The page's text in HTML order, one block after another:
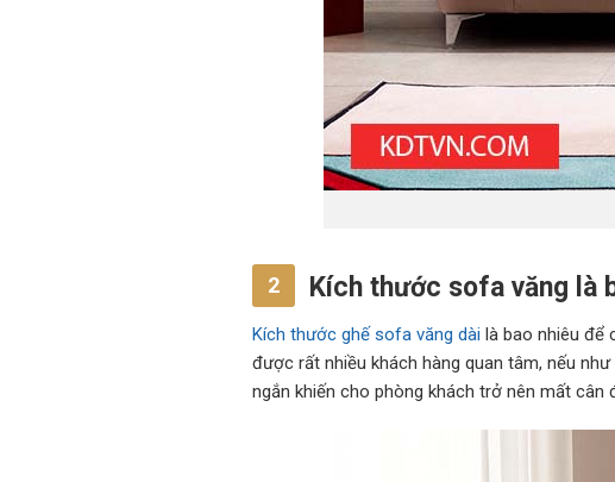
2 Kích thước sofa văng là
Kích thước ghế sofa văng dài là bao nhiêu để
được rất nhiều khách hàng quan tâm, nếu
ngắn khiến cho phòng khách trở nên mất cân